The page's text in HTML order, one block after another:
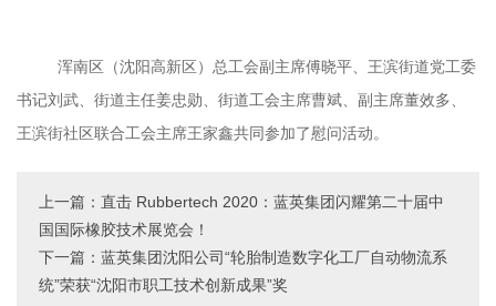
浑南区（沈阳高新区）总工会副主席傅晓平、王滨街道党工委
书记刘武、街道主任姜忠勋、街道工会主席曹斌、副主席董效多、
王滨街社区联合工会主席王家鑫共同参加了慰问活动。
上一篇：直击 Rubbertech 2020：蓝英集团闪耀第二十届中
国国际橡胶技术展览会！
下一篇：蓝英集团沈阳公司“轮胎制造数字化工厂自动物流系
统”荣获“沈阳市职工技术创新成果”奖